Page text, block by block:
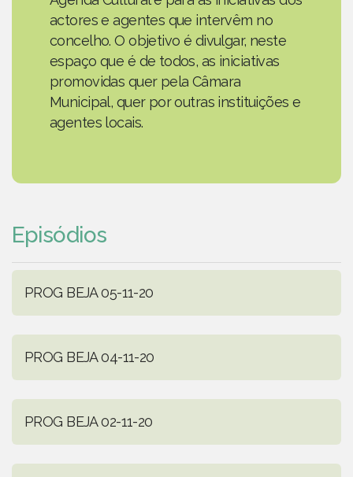
actores e agentes que intervêm no
concelho. O objetivo é divulgar, neste
espaço que é de todos, as iniciativas
promovidas quer pela Câmara
Municipal, quer por outras instituições e
agentes locais.
Episódios
PROG BEJA 05-11-20
PROG BEJA 04-11-20
PROG BEJA 02-11-20